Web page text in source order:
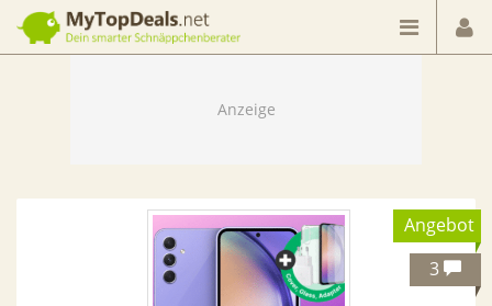
Dein smarter Schnäppchenberater
Angebot
3